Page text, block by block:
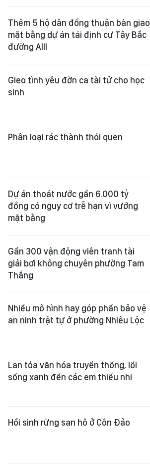
Thêm 5 hộ dân đồng thuận bàn giao
mặt bằng dự án tái định cư Tây Bắc
đường AIII
Gieo tình yêu đờn ca tài tử cho học
sinh
Phân loại rác thành thói quen
Dự án thoát nước gần 6.000 tỷ
đồng có nguy cơ trễ hạn vì vướng
mặt bằng
Gần 300 vận động viên tranh tài
giải bơi không chuyên phường Tam
Thắng
Nhiều mô hình hay góp phần bảo vệ
an ninh trật tự ở phường Nhiêu Lộc
Lan tỏa văn hóa truyền thống, lối
sống xanh đến các em thiếu nhi
Hồi sinh rừng san hô ở Côn Đảo